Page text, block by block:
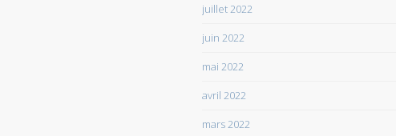
juillet 2022
juin 2022
mai 2022
avril 2022
mars 2022